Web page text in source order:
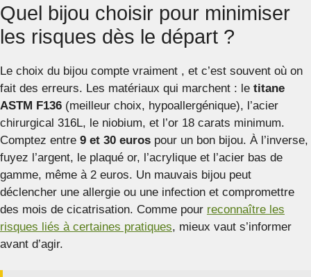
Quel bijou choisir pour minimiser
les risques dès le départ ?
Le choix du bijou compte vraiment , et c’est souvent où on
fait des erreurs. Les matériaux qui marchent : le titane
ASTM F136 (meilleur choix, hypoallergénique), l’acier
chirurgical 316L, le niobium, et l’or 18 carats minimum.
Comptez entre 9 et 30 euros pour un bon bijou. À l’inverse,
fuyez l’argent, le plaqué or, l’acrylique et l’acier bas de
gamme, même à 2 euros. Un mauvais bijou peut
déclencher une allergie ou une infection et compromettre
des mois de cicatrisation. Comme pour reconnaître les
risques liés à certaines pratiques, mieux vaut s’informer
avant d’agir.